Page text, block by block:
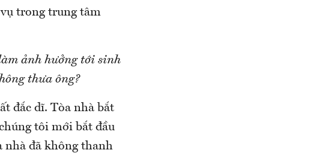
trong trung tâm
ảnh hưởng tới sinh
thưa ông?
đắc dĩ. Tòa nhà bắt
tôi mới bắt đầu
nhà đã không thanh